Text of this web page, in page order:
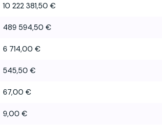
10 222 381,50 €
489 594,50 €
6 714,00 €
545,50 €
67,00 €
9,00 €